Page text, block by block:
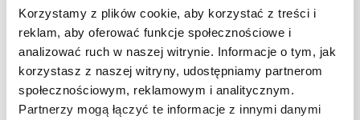
Korzystamy z plików cookie, aby korzystać z treści i
reklam, aby oferować funkcje społecznościowe i
analizować ruch w naszej witrynie. Informacje o tym, jak
korzystasz z naszej witryny, udostępniamy partnerom
społecznościowym, reklamowym i analitycznym.
Partnerzy mogą łączyć te informacje z innymi danymi